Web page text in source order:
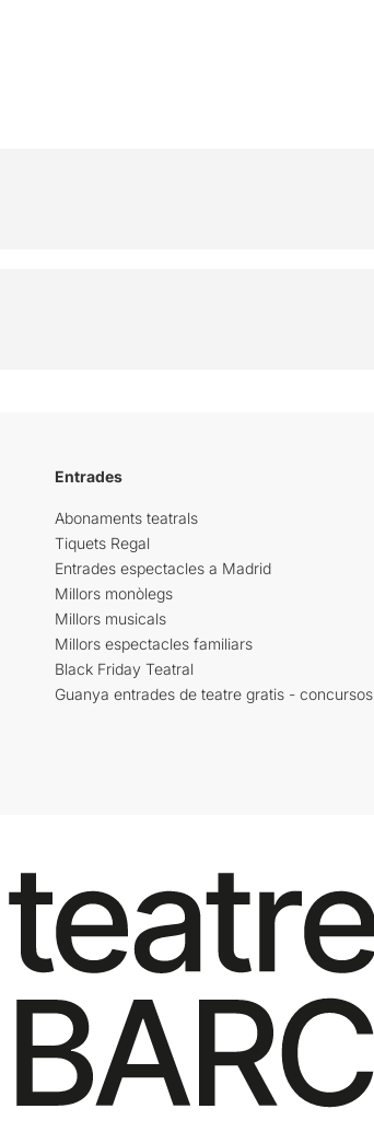
Entrades
Abonaments teatrals
Tiquets Regal
Entrades espectacles a Madrid
Millors monòlegs
Millors musicals
Millors espectacles familiars
Black Friday Teatral
Guanya entrades de teatre gratis - concursos